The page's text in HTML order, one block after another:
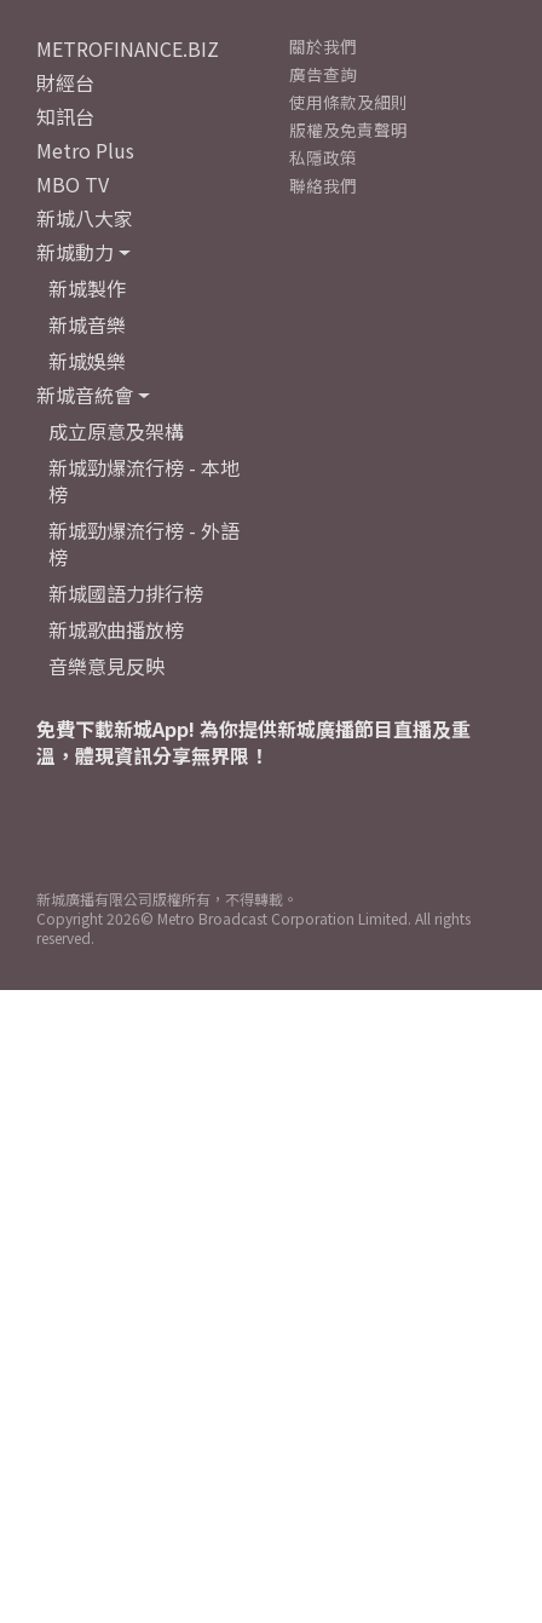
METROFINANCE.BIZ
財經台
知訊台
Metro Plus
MBO TV
新城八大家
新城動力
新城製作
新城音樂
新城娛樂
新城音統會
成立原意及架構
新城勁爆流行榜 - 本地
榜
新城勁爆流行榜 - 外語
榜
新城國語力排行榜
新城歌曲播放榜
音樂意見反映
關於我們
廣告查詢
使用條款及細則
版權及免責聲明
私隱政策
聯絡我們
免費下載新城App! 為你提供新城廣播節目直播及重
溫，體現資訊分享無界限！
新城廣播有限公司版權所有，不得轉載。
Copyright 2026© Metro Broadcast Corporation Limited. All rights
reserved.